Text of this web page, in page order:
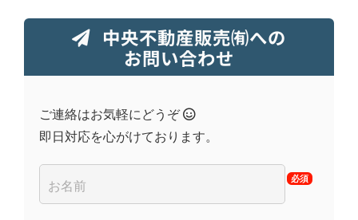
中央不動産販売㈲への
お問い合わせ
ご連絡はお気軽にどうぞ
即日対応を心がけております。
必須